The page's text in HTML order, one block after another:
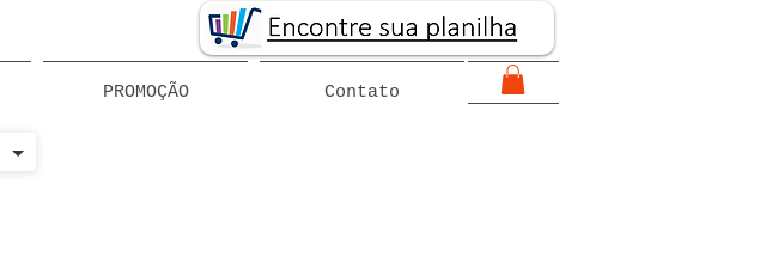
PROMOÇÃO Contato